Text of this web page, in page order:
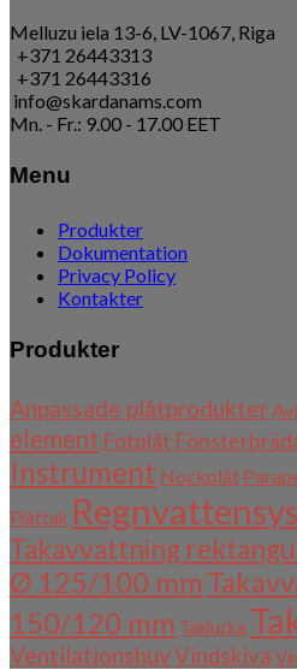
Melluzu iela 13-6, LV-1067, Riga
+371 26443313
+371 26443316
info@skardanams.com
Mn. - Fr.: 9.00 - 17.00 EET
Menu
Produkter
Dokumentation
Privacy Policy
Kontakter
Produkter
Anpassade plåtprodukter
element Fotplåt
Instrument Nockplåt
Plåttak
Takavvattning
Ø 125/100 mm
150/120 mm Taklucka
VentilationshuvVindskiva